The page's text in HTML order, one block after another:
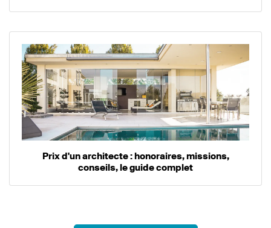
Prix d'un architecte : honoraires, missions,
conseils, le guide complet